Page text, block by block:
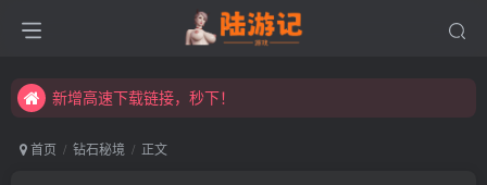
永久发布页，点此打开：https://xibeimenchuixue.github.io/fabuye/
永久发布页，点此打开：https://xibeimenchuixue.github.io/fabuye/
首页 钻石秘境 正文